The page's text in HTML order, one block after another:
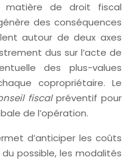
matière de droit fiscal
des conséquences
autour de deux axes
dus sur l’acte de
des plus-values
copropriétaire. Le
fiscalpréventif pour
de l’opération.
d’anticiper les coûts
possible, les modalités